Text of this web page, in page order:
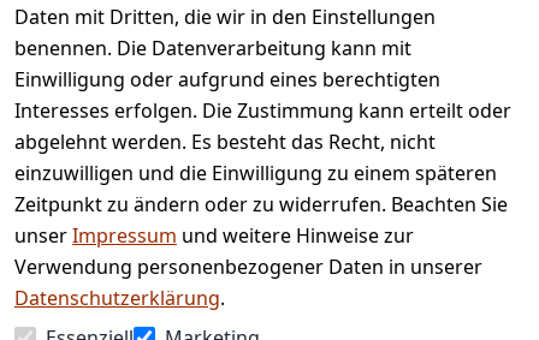
Daten mit Dritten, die wir in den Einstellungen
benennen. Die Datenverarbeitung kann mit
Einwilligung oder aufgrund eines berechtigten
Interesses erfolgen. Die Zustimmung kann erteilt oder
abgelehnt werden. Es besteht das Recht, nicht
einzuwilligen und die Einwilligung zu einem späteren
Zeitpunkt zu ändern oder zu widerrufen. Beachten Sie
unserImpressum und weitere Hinweise zur
Verwendung personenbezogener Daten in unserer
Datenschutzerklärung.
Impressum
Datenschutze
rklärung
Barrierefreihe
itserklärung
Widerrufsrec
ht
Registrieren
Retourenpo
rtal
Vertrag
widerrufen